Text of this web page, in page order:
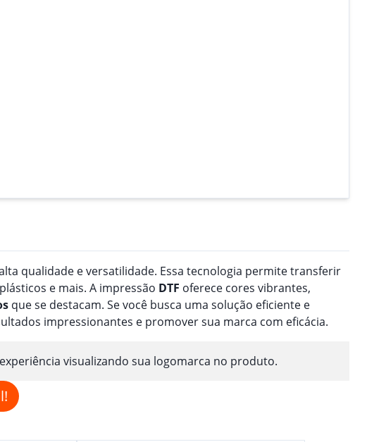
qualidade e versatilidade. Essa tecnologia permite transferir
e mais. A impressão DTF oferece cores vibrantes,
s que se destacam. Se você busca uma solução eficiente e
impressionantes e promover sua marca com eficácia.
visualizando sua logomarca no produto.